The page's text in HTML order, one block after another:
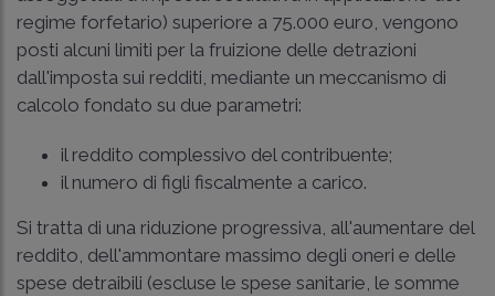
regime forfetario) superiore a 75.000 euro, vengono
posti alcuni limiti per la fruizione delle detrazioni
dall'imposta sui redditi, mediante un meccanismo di
calcolo fondato su due parametri:
il reddito complessivo del contribuente;
il numero di figli fiscalmente a carico.
Si tratta di una riduzione progressiva, all'aumentare del
reddito, dell'ammontare massimo degli oneri e delle
spese detraibili (escluse le spese sanitarie, le somme